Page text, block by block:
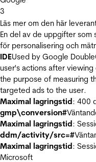
3
Läs mer om den här
En del av de uppgifter som
för personalisering och
IDEUsed by Google
user's actions after
the purpose of measuring
targeted ads to the user.
Maximal lagringstid: 400
gmp\conversion#
Maximal lagringstid:
ddm/activity/src=#
Maximal lagringstid:
Microsoft